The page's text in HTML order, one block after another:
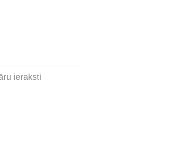
ieraksti